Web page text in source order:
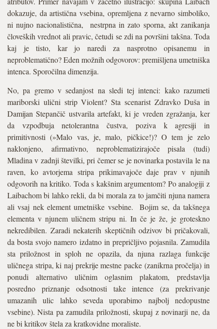
dokazuje, da artistična vsebina, opremljena z nevarno simboliko,
ni nujno nacionalistična, nestrpna in zato sporna, akt zanikanja
človeških vrednot ali pravic, četudi se zdi na površini takšna. Toda
kaj je tisto, kar jo naredi za nasprotno opisanemu in
neproblematično? Eden možnih odgovorov: premišljena umetniška
intenca. Sporočilna dimenzija.
No, pa gremo v sedanjost na sledi tej intenci: kako razumeti
mariborski ulični strip Violent? Sta scenarist Zdravko Duša in
Damijan Stepančič ustvarila artefakt, ki je vreden zgražanja, ker
da vzpodbuja netolerantna čustva, poziva k agresiji in
primitivnosti (»Malo vas, je, malo, pičkice!)? O tem je zelo
naklonjeno, afirmativno, neproblematizirajoče pisala (tudi)
Mladina v zadnji številki, pri čemer se je novinarka postavila le na
raven, ko avtorjema stripa prikimavajoče daje prav v njunih
odgovorih na kritiko. Toda s kakšnim argumentom? Po analogiji z
Laibachom bi lahko rekli, da bi morala za to jamčiti njuna namera
ali vsaj nek element umetniške vsebine. Bojim se, da takšnega
elementa v njunem uličnem stripu ni. In če je že, je groteskno
nekredibilen. Zaradi nekaterih skeptičnih odzivov bi pričakovali,
da bosta svojo namero izdatno in prepričljivo pojasnila. Zamudila
sta priložnost in sploh ne opazila, da njuna razlaga funkcije
uličnega stripa, ki naj prekrije mestne packe (zanikrna pročelja) in
ponudi alternativo uličnim oglasnim plakatom, predstavlja
posredno priznanje odsotnosti take intence (za prekrivanje
umazanih ulic lahko seveda uporabimo najbolj nedopustne
vsebine). Nista pa zamudila priložnosti, skupaj z novinarji ne, da
ne bi kritikov štela za kratkovidne moraliste.